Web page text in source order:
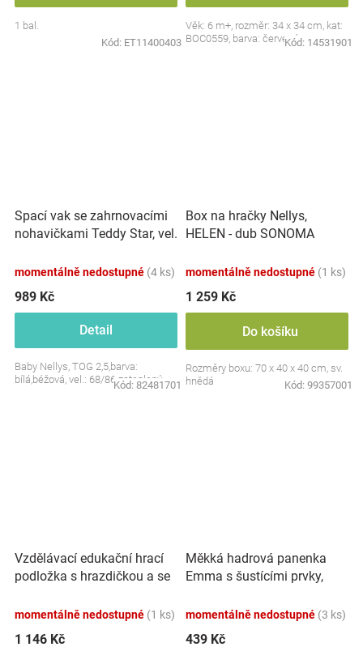
1 bal.
Kód: ET11400403
Věk: 6 m+, rozměr: 34 x 34 cm, kat:
BOC0559, barva: červená
Kód: 14531901
Spací vak se zahrnovacími
nohavičkami Teddy Star, vel.
momentálně nedostupné (4 ks)
989 Kč
Detail
Baby Nellys, TOG 2,5,barva:
bílá,béžová, vel.: 68/86 zateplený
Kód: 82481701
Box na hračky Nellys,
HELEN - dub SONOMA
momentálně nedostupné (1 ks)
1 259 Kč
Do košíku
Rozměry boxu: 70 x 40 x 40 cm, sv.
hnědá
Kód: 99357001
Vzdělávací edukační hrací
podložka s hrazdičkou a se
momentálně nedostupné (1 ks)
1 146 Kč
Měkká hadrová panenka
Emma s šustícími prvky,
momentálně nedostupné (3 ks)
439 Kč